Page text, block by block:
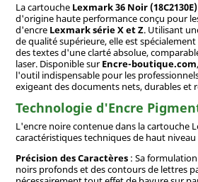
La cartouche Lexmark 36 Noir (18C2130E)
d'origine haute performance conçu pour
d'encre Lexmark série X et Z. Utilisant
de qualité supérieure, elle est
des textes d'une clarté absolue,
laser. Disponible surEncre-boutique.com
l'outil indispensable pour les
exigeant des documents nets, durables et
Technologie d'Encre
L'encre noire contenue dans la cartouche
caractéristiques techniques de haut niveau
Précision des Caractères: Sa
noirs profonds et des contours de lettres